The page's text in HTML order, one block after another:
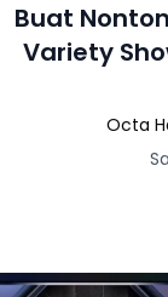
Buat
Variety
Octa